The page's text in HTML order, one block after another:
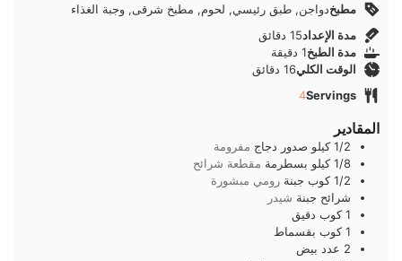
مطبخدواجن, طبق رئيسي, لحوم, مطبخ شرقى, وجبة الغذاء
مدة الإعداد15دقائق
دقائق
مدة الطبخ1دقيقة
دقيقة
الوقت الكلي16دقائق
دقائق
Servings
4
المقادير
1/2 كيلو صدور دجاج مفرومة
1/8 كيلو بسطرمة مقطعة شرائح
1/2 كوب جبنة رومي مبشورة
شرائح جبنة شيدر
1 كوب دقيق
1 كوب بقسماط
2 عدد بيض